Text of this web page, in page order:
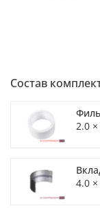
Состав
2.0
4.0